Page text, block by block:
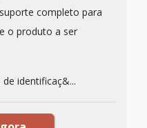
completo para
o produto a ser
identificaç&...